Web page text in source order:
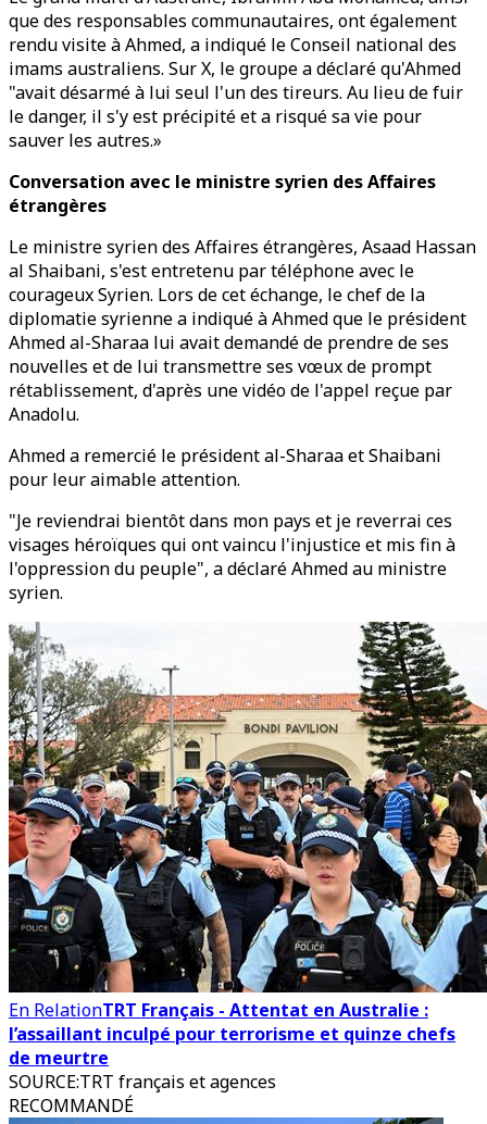
que des responsables communautaires, ont également
rendu visite à Ahmed, a indiqué le Conseil national des
imams australiens. Sur X, le groupe a déclaré qu'Ahmed
"avait désarmé à lui seul l'un des tireurs. Au lieu de fuir
le danger, il s'y est précipité et a risqué sa vie pour
sauver les autres.»
Conversation avec le ministre syrien des Affaires
étrangères
Le ministre syrien des Affaires étrangères, Asaad Hassan
al Shaibani, s'est entretenu par téléphone avec le
courageux Syrien. Lors de cet échange, le chef de la
diplomatie syrienne a indiqué à Ahmed que le président
Ahmed al-Sharaa lui avait demandé de prendre de ses
nouvelles et de lui transmettre ses vœux de prompt
rétablissement, d'après une vidéo de l'appel reçue par
Anadolu.
Ahmed a remercié le président al-Sharaa et Shaibani
pour leur aimable attention.
"Je reviendrai bientôt dans mon pays et je reverrai ces
visages héroïques qui ont vaincu l'injustice et mis fin à
l'oppression du peuple", a déclaré Ahmed au ministre
syrien.
En RelationTRT Français - Attentat en Australie :
l’assaillant inculpé pour terrorisme et quinze chefs
de meurtre
SOURCE:TRT français et agences
RECOMMANDÉ